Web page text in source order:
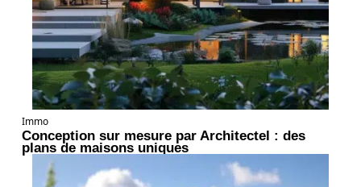
Immo
Conception sur mesure par Architectel : des
plans de maisons uniques